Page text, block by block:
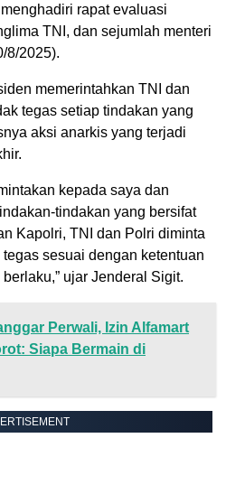
rapat evaluasi
TNI, dan sejumlah menteri
8/2025).
memerintahkan TNI dan
tegas setiap tindakan yang
aksi anarkis yang terjadi
kepada saya dan
tindakan yang bersifat
Kapolri, TNI dan Polri diminta
sesuai dengan ketentuan
ujar Jenderal Sigit.
Perwali, Izin Alfamart
Siapa Bermain di